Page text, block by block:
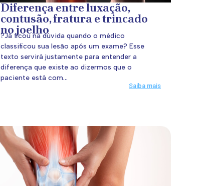
Diferença entre luxação,
contusão, fratura e trincado
no joelho
?Já ficou na dúvida quando o médico
classificou sua lesão após um exame? Esse
texto servirá justamente para entender a
diferença que existe ao dizermos que o
paciente está com...
Saiba mais